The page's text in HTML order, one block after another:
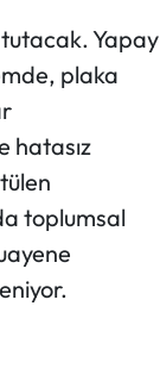
Yapay
plaka
hatasız
toplumsal